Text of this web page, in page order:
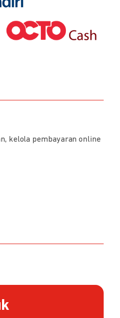
kelola pembayaran online